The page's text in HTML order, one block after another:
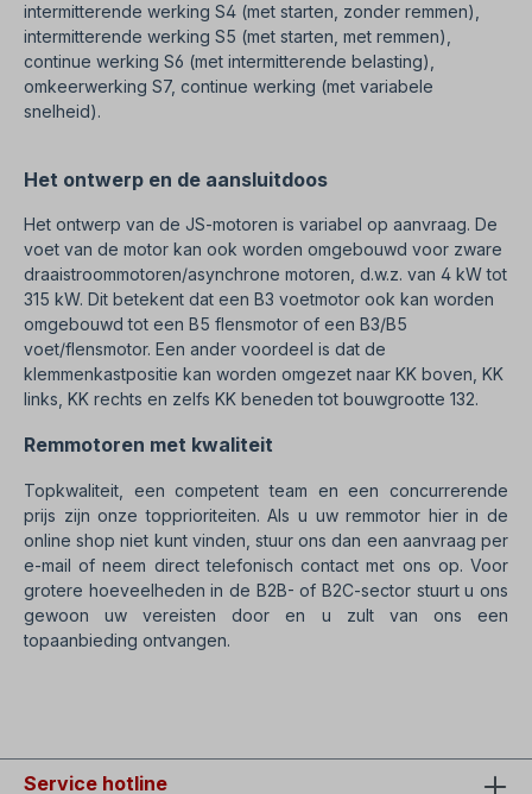
intermitterende werking S4 (met starten, zonder remmen),
intermitterende werking S5 (met starten, met remmen),
continue werking S6 (met intermitterende belasting),
omkeerwerking S7, continue werking (met variabele
snelheid).
Het ontwerp en de aansluitdoos
Het ontwerp van de JS-motoren is variabel op aanvraag. De
voet van de motor kan ook worden omgebouwd voor zware
draaistroommotoren/asynchrone motoren, d.w.z. van 4 kW tot
315 kW. Dit betekent dat een B3 voetmotor ook kan worden
omgebouwd tot een B5 flensmotor of een B3/B5
voet/flensmotor. Een ander voordeel is dat de
klemmenkastpositie kan worden omgezet naar KK boven, KK
links, KK rechts en zelfs KK beneden tot bouwgrootte 132.
Remmotoren met kwaliteit
Topkwaliteit, een competent team en een concurrerende
prijs zijn onze topprioriteiten. Als u uw remmotor hier in de
online shop niet kunt vinden, stuur ons dan een aanvraag per
e-mail of neem direct telefonisch contact met ons op. Voor
grotere hoeveelheden in de B2B- of B2C-sector stuurt u ons
gewoon uw vereisten door en u zult van ons een
topaanbieding ontvangen.
Service hotline